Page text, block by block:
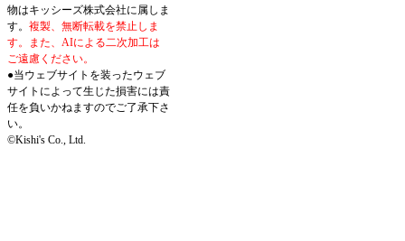
物はキッシーズ株式会社に属しま
す。 複製、無断転載を禁止しま
す。また、AIによる二次加工は
ご遠慮ください。
●当ウェブサイトを装ったウェブ
サイトによって生じた損害には責
任を負いかねますのでご了承下さ
い。
©Kishi's Co., Ltd.